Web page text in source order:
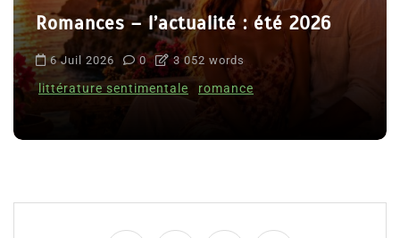
Romances – l’actualité : été 2026
6 Juil 2026 0 3 052 words
littérature sentimentale romance